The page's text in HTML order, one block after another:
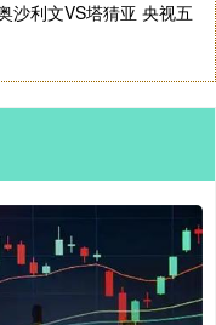
沙利文VS塔猜亚 央视五